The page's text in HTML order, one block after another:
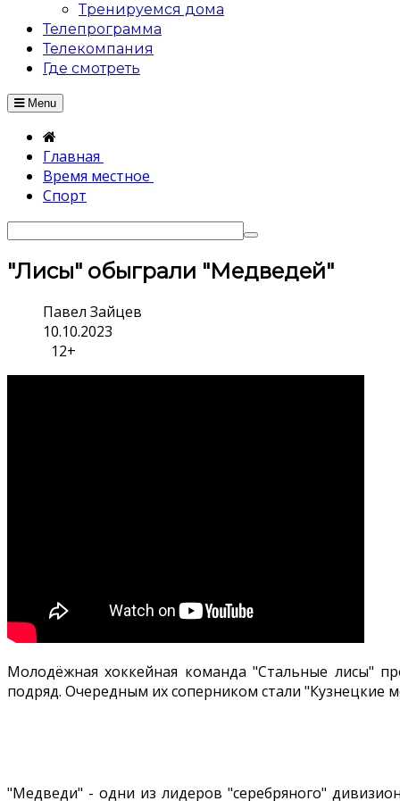
Тренируемся дома
Телепрограмма
Телекомпания
Где смотреть
Menu
Главная
Время местное
Спорт
"Лисы" обыграли "Медведей"
Павел Зайцев
10.10.2023
12+
Молодёжная хоккейная команда "Стальные лисы"
подряд. Очередным их соперником стали "Кузнецкие
"Медведи" - одни из лидеров "серебряного"